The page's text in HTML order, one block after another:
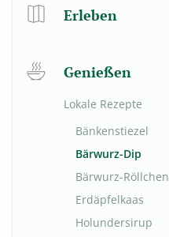
Erleben
Genießen
Lokale Rezepte
Bänkenstiezel
Bärwurz-Dip
Bärwurz-Röllchen
Erdäpfelkaas
Holundersirup